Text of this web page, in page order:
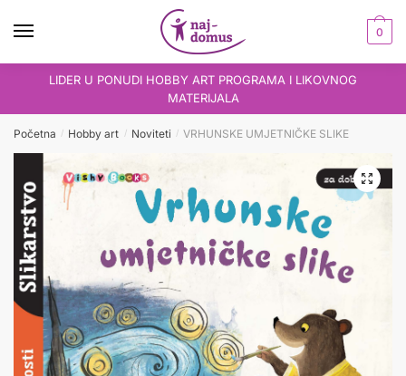
0
LIDER U PONUDI HOBBY ART PROGRAMA I LIKOVNOG
MATERIJALA
Početna / Hobby art / Noviteti / VRHUNSKE UMJETNIČKE SLIKE